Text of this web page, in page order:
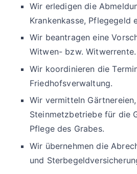
Wir erledigen die
Krankenkasse, Pflegegeld
Wir beantragen eine
Witwen- bzw. Witwerrente.
Wir koordinieren die
Friedhofsverwaltung.
Wir vermitteln
Steinmetzbetriebe für die
Pflege des Grabes.
Wir übernehmen die
und